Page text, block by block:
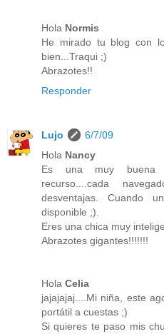
Hola Normis
He mirado tu blog con
bien...Traqui ;)
Abrazotes!!
Responder
Lujo
6/7/09
Hola Nancy
Es una muy buena
recurso....cada
desventajas. Cuando
disponible ;).
Eres una chica muy
Abrazotes gigantes!!!!!!!
Hola Celia
jajajajaj....Mi niña, este
portátil a cuestas ;)
Si quieres te paso mis